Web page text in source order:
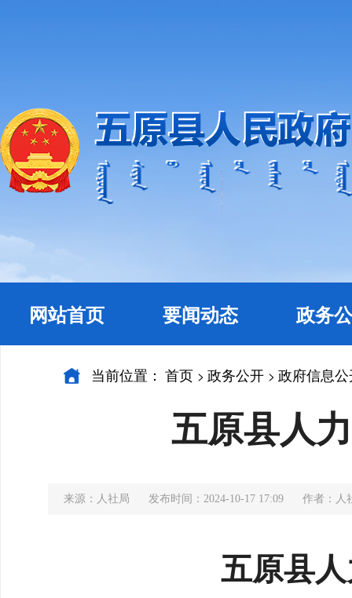
网站首页 要闻动态 政务
当前位置： 首页 > 政务公开 > 政府信息
五原县人
来源：人社局 发布时间：2024-10-17 17:09 作者：人
五原县